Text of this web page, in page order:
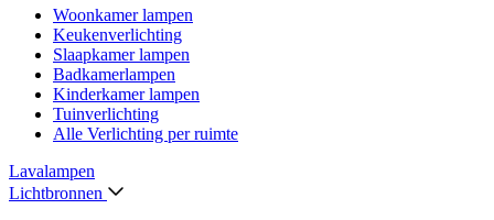
Woonkamer lampen
Keukenverlichting
Slaapkamer lampen
Badkamerlampen
Kinderkamer lampen
Tuinverlichting
Alle Verlichting per ruimte
Lavalampen
Lichtbronnen